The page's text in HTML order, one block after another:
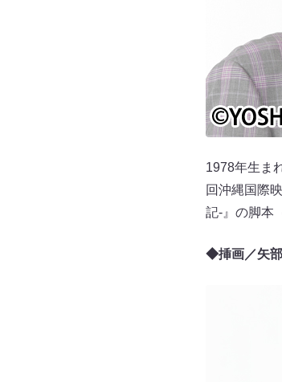
1978年生ま
回沖縄国際
記-』の脚本
◆挿画／矢部